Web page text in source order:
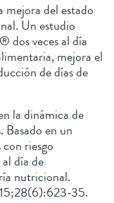
mejora del estado
Un estudio
dos veces al día
mejora el
de días de
la dinámica de
Basado en un
riesgo
día de
nutricional.
35.